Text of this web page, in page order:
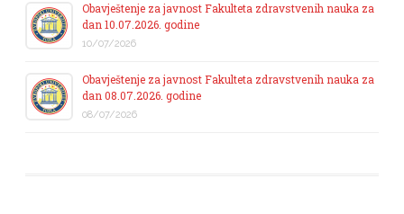
Obavještenje za javnost Fakulteta zdravstvenih nauka za
dan 10.07.2026. godine
10/07/2026
Obavještenje za javnost Fakulteta zdravstvenih nauka za
dan 08.07.2026. godine
08/07/2026